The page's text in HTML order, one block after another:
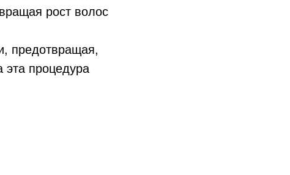
рост волос
предотвращая,
процедура